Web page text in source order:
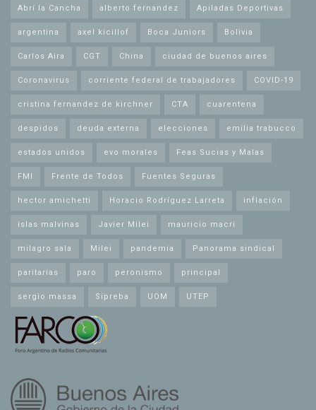
Abrí la Cancha alberto fernandez Apiladas Deportivas
argentina axel kicillof Boca Juniors Bolivia
Carlos Aira CGT China ciudad de buenos aires
Coronavirus corriente federal de trabajadores COVID-19
cristina fernandez de kirchner CTA cuarentena
despidos deuda externa elecciones emilia trabucco
estados unidos evo morales Feas Sucias y Malas
FMI Frente de Todos Fuentes Seguras
hector amichetti Horacio Rodríguez Larreta inflación
islas malvinas Javier Milei mauricio macri
milagro sala Milei pandemia Panorama sindical
paritarias paro peronismo principal
sergio massa Sipreba UOM UTEP